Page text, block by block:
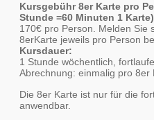
Kursgebühr 8er Karte pro
Stunde =60 Minuten 1
170€ pro Person. Melden Sie
8erKarte jeweils pro Person
Kursdauer:
1 Stunde wöchentlich,
Abrechnung: einmalig pro 8er
Die 8er Karte ist nur für die
anwendbar.